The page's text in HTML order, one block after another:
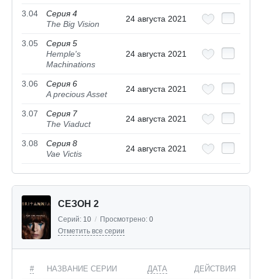
3.04
Серия 4
The Big Vision
24 августа 2021
3.05
Серия 5
Hemple's
Machinations
24 августа 2021
3.06
Серия 6
A precious Asset
24 августа 2021
3.07
Серия 7
The Viaduct
24 августа 2021
3.08
Серия 8
Vae Victis
24 августа 2021
СЕЗОН 2
Серий: 10 / Просмотрено: 0
Отметить все серии
# НАЗВАНИЕ СЕРИИ ДАТА ДЕЙСТВИЯ